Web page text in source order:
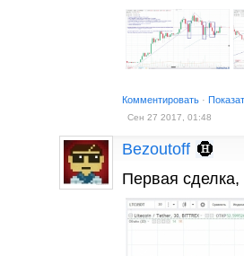
Комментировать ·
Сен 27 2017, 01:48
Bezoutoff
Первая сделка,